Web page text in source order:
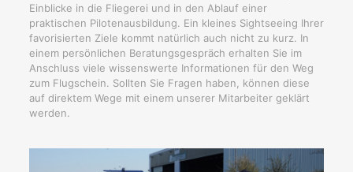
Einblicke in die Fliegerei und in den Ablauf einer
praktischen Pilotenausbildung. Ein kleines Sightseeing Ihrer
favorisierten Ziele kommt natürlich auch nicht zu kurz. In
einem persönlichen Beratungsgespräch erhalten Sie im
Anschluss viele wissenswerte Informationen für den Weg
zum Flugschein. Sollten Sie Fragen haben, können diese
auf direktem Wege mit einem unserer Mitarbeiter geklärt
werden.